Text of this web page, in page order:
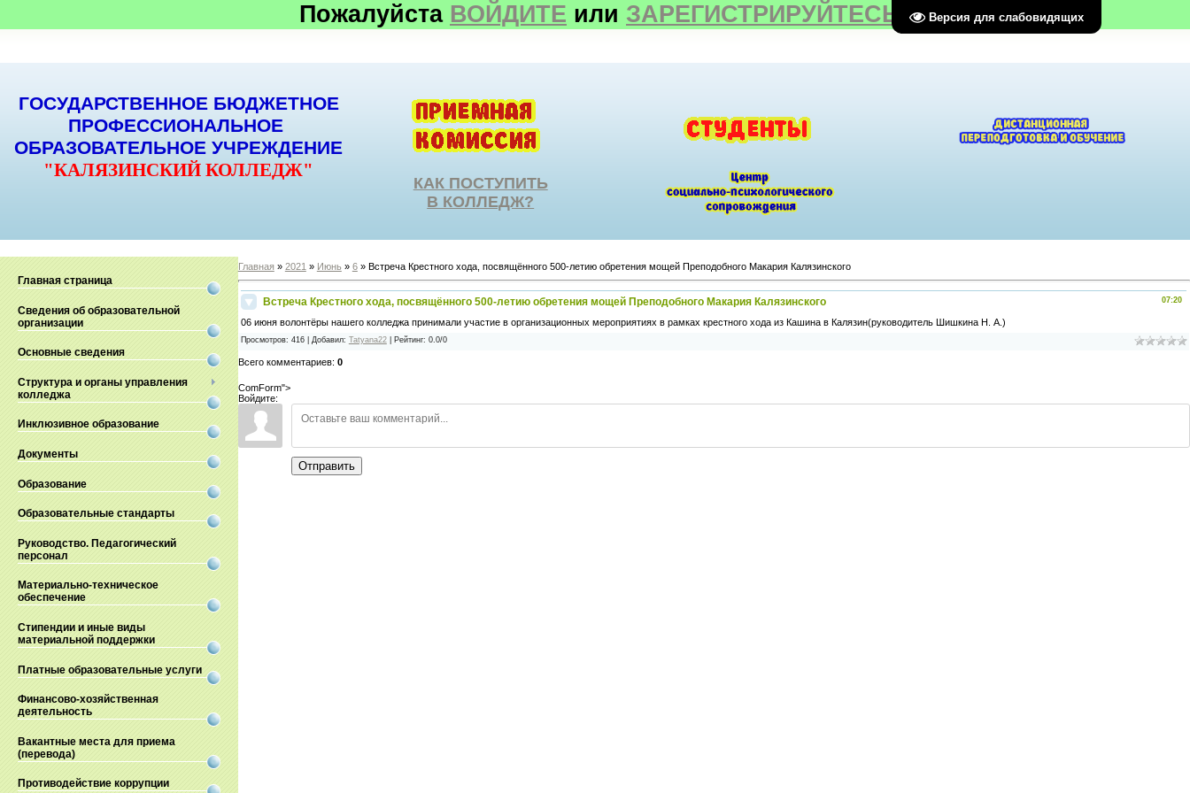
Версия для слабовидящих
Пожалуйста ВОЙДИТЕ или ЗАРЕГИСТРИРУЙТЕСЬ
ГОСУДАРСТВЕННОЕ БЮДЖЕТНОЕ
ПРОФЕССИОНАЛЬНОЕ
ОБРАЗОВАТЕЛЬНОЕ УЧРЕЖДЕНИЕ
"КАЛЯЗИНСКИЙ КОЛЛЕДЖ"
КАК ПОСТУПИТЬ
В КОЛЛЕДЖ?
Главная страница
Сведения об образовательной
организации
Основные сведения
Структура и органы управления
колледжа
Инклюзивное образование
Документы
Образование
Образовательные стандарты
Руководство. Педагогический
персонал
Материально-техническое
обеспечение
Стипендии и иные виды
материальной поддержки
Платные образовательные услуги
Финансово-хозяйственная
деятельность
Вакантные места для приема
(перевода)
Противодействие коррупции
Главная» 2021 » Июнь » 6» Встреча Крестного хода, посвящённого 500-летию обретения мощей Преподобного Макария Калязинского
07:20
Встреча Крестного хода, посвящённого 500-летию обретения мощей Преподобного Макария Калязинского
06 июня волонтёры нашего колледжа принимали участие в организационных мероприятиях в рамках крестного хода из Кашина в Калязин(руководитель Шишкина Н. А.)
Просмотров: 416| Добавил: Tatyana22 Рейтинг: 0.0/0
Всего комментариев: 0
ComForm">
Войдите:
Отправить